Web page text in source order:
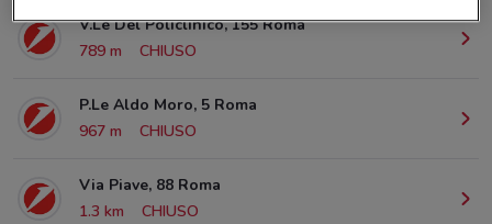
V.Le Del Policlinico, 155 Roma
789 m
CHIUSO
P.Le Aldo Moro, 5 Roma
967 m
CHIUSO
Via Piave, 88 Roma
1.3 km
CHIUSO